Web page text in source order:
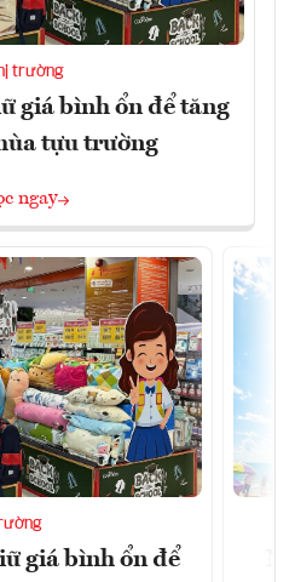
trường
giá bình ổn để tăng
tựu trường
ngay
giá bình ổn để